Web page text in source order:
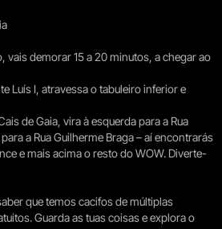
vais demorar 15 a 20 minutos, a chegar ao
Luís I, atravessa o tabuleiro inferior e
de Gaia, vira à esquerda para a Rua
a Rua Guilherme Braga – aí encontrarás
e mais acima o resto do WOW. Diverte-
que temos cacifos de múltiplas
Guarda as tuas coisas e explora o